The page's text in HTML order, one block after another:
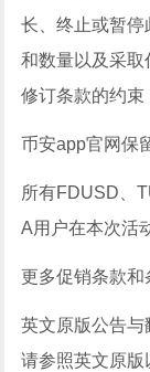
长、终止或暂
和数量以及采
修订条款的约束
币安app官网保
所有FDUSD、
A用户在本次活
更多促销条款和
英文原版公告与
请参照英文原版